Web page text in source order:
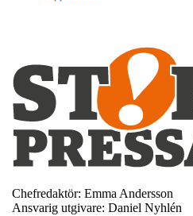
Chefredaktör: Emma Andersson
Ansvarig utgivare: Daniel Nyhlén